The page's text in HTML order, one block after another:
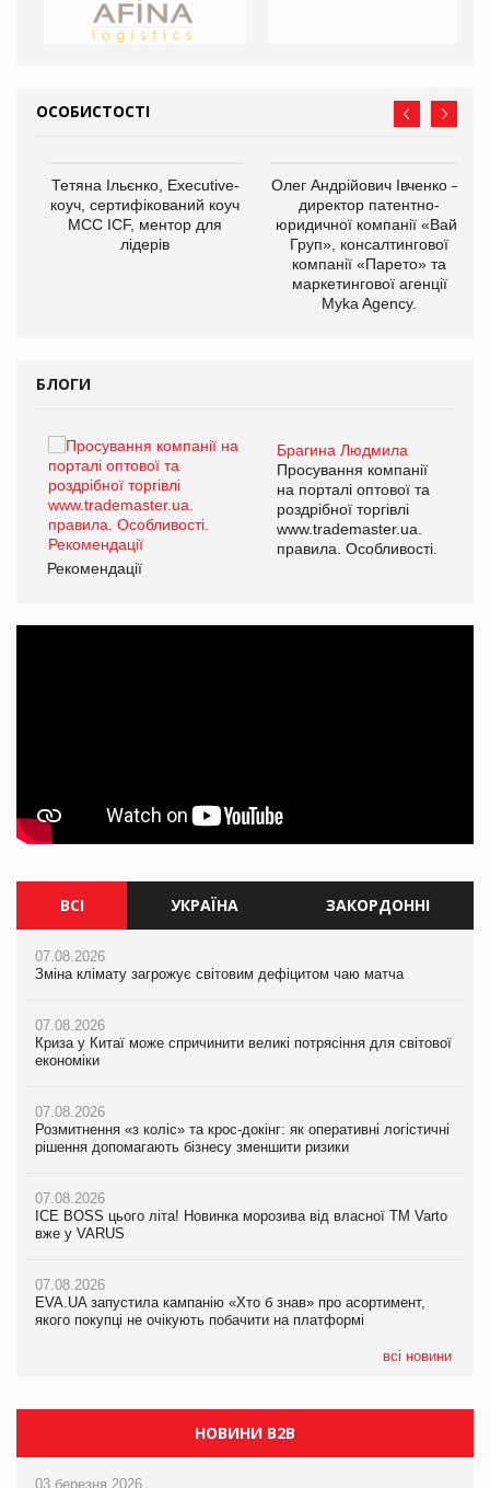
ОСОБИСТОСТІ
Тетяна Ільєнко, Executive-
коуч, сертифікований коуч
МСС ICF, ментор для
лідерів
Олег Андрійович Івченко —
директор патентно-
юридичної компанії «Вайз
Груп», консалтингової
компанії «Парето» та
маркетингової агенції
Myka Agency.
БЛОГИ
Брагина Людмила
Просування компанії
на порталі оптової та
роздрібної торгівлі
www.trademaster.ua.
правила. Особливості.
Рекомендації
ВСІ УКРАЇНА ЗАКОРДОННІ
07.08.2026
Зміна клімату загрожує світовим дефіцитом чаю матча
07.08.2026
Криза у Китаї може спричинити великі потрясіння для світової
економіки
07.08.2026
Розмитнення «з коліс» та крос-докінг: як оперативні логістичні
рішення допомагають бізнесу зменшити ризики
07.08.2026
ICE BOSS цього літа! Новинка морозива від власної ТМ Varto
вже у VARUS
07.08.2026
EVA.UA запустила кампанію «Хто б знав» про асортимент,
якого покупці не очікують побачити на платформі
всі новини
07.08.2026
Зміна клімату загрожує світовим дефіцитом чаю матча
07.08.2026
Криза у Китаї може спричинити великі потрясіння для світової
економіки
07.08.2026
Kraft Heinz скоротила збиток у першому півріччі
Продажі Hugo Boss впали на 9%
07.08.2026
Зміна клімату загрожує світовим дефіцитом чаю матча
07.08.2026
Криза у Китаї може спричинити великі потрясіння для світової
економіки
07.08.2026
Kraft Heinz скоротила збиток у першому півріччі
Продажі Hugo Boss впали на 9%
НОВИНИ B2B
03 березня 2026